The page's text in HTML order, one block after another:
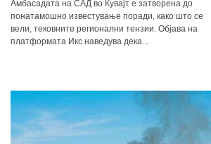
Амбасадата на САД во Кувајт е затворена до
понатамошно известување поради, како што се
вели, тековните регионални тензии. Објава на
платформата Икс наведува дека...